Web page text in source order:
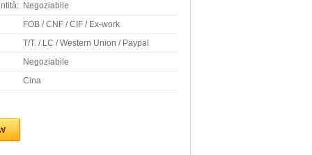
Negoziabile
FOB / CNF / CIF / Ex-work
T/T. / LC / Western Union / Paypal
Negoziabile
Cina